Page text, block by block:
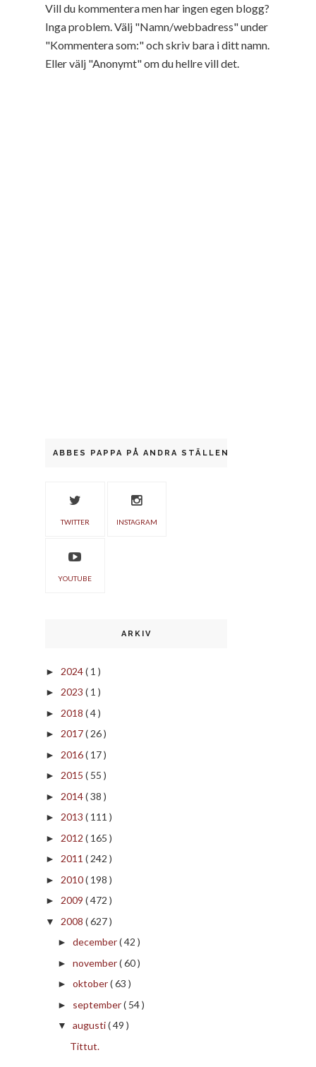
Vill du kommentera men har ingen egen blogg?
Inga problem. Välj "Namn/webbadress" under
"Kommentera som:" och skriv bara i ditt namn.
Eller välj "Anonymt" om du hellre vill det.
ABBES PAPPA PÅ ANDRA STÄLLEN
TWITTER INSTAGRAM
YOUTUBE
ARKIV
► 2024( 1 )
► 2023 ( 1 )
► 2018 ( 4 )
► 2017( 26 )
► 2016( 17 )
► 2015 ( 55 )
► 2014( 38 )
► 2013 ( 111 )
► 2012 ( 165 )
► 2011 ( 242 )
► 2010( 198 )
► 2009 ( 472 )
▼ 2008 ( 627 )
► december( 42 )
► november( 60 )
► oktober( 63 )
► september( 54 )
▼ augusti( 49 )
Tittut.